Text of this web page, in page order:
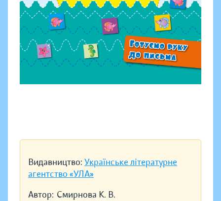
Видавництво: Українське літературне
агентство «УЛА»
Автор: Смирнова К. В.